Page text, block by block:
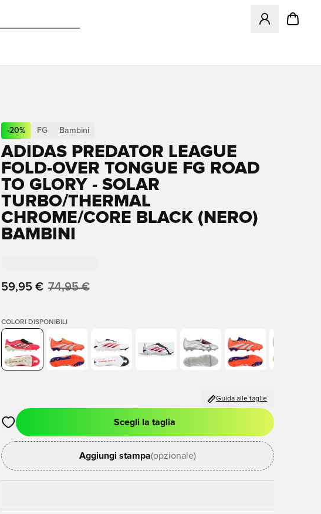
Apre una
-20% FG Bambini
ADIDAS PREDATOR LEAGUE
FOLD-OVER TONGUE FG ROAD
TO GLORY - SOLAR
TURBO/THERMAL
CHROME/CORE BLACK (NERO)
BAMBINI
59,95 € 74,95 €
COLORI DISPONIBILI
Guida alle taglie
Apre una finestra modale per accedere o registrarsi come membro
Scegli la taglia
Aggiungi stampa(opzionale)